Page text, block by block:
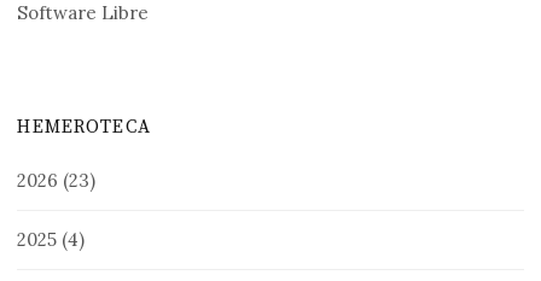
Software Libre
HEMEROTECA
2026 (23)
2025 (4)